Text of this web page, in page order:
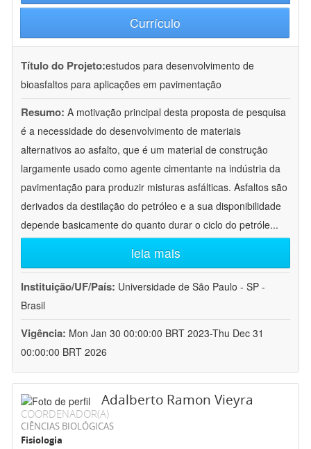
Currículo
Título do Projeto:estudos para desenvolvimento de
bioasfaltos para aplicações em pavimentação
Resumo: A motivação principal desta proposta de pesquisa
é a necessidade do desenvolvimento de materiais
alternativos ao asfalto, que é um material de construção
largamente usado como agente cimentante na indústria da
pavimentação para produzir misturas asfálticas. Asfaltos são
derivados da destilação do petróleo e a sua disponibilidade
depende basicamente do quanto durar o ciclo do petróle...
leia mais
Instituição/UF/País: Universidade de São Paulo - SP -
Brasil
Vigência: Mon Jan 30 00:00:00 BRT 2023-Thu Dec 31
00:00:00 BRT 2026
Adalberto Ramon Vieyra
COORDENADOR(A)
CIÊNCIAS BIOLÓGICAS
Fisiologia